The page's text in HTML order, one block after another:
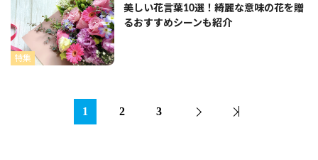
特集
美しい花言葉10選！綺麗な意味の花を贈
るおすすめシーンも紹介
1 2 3